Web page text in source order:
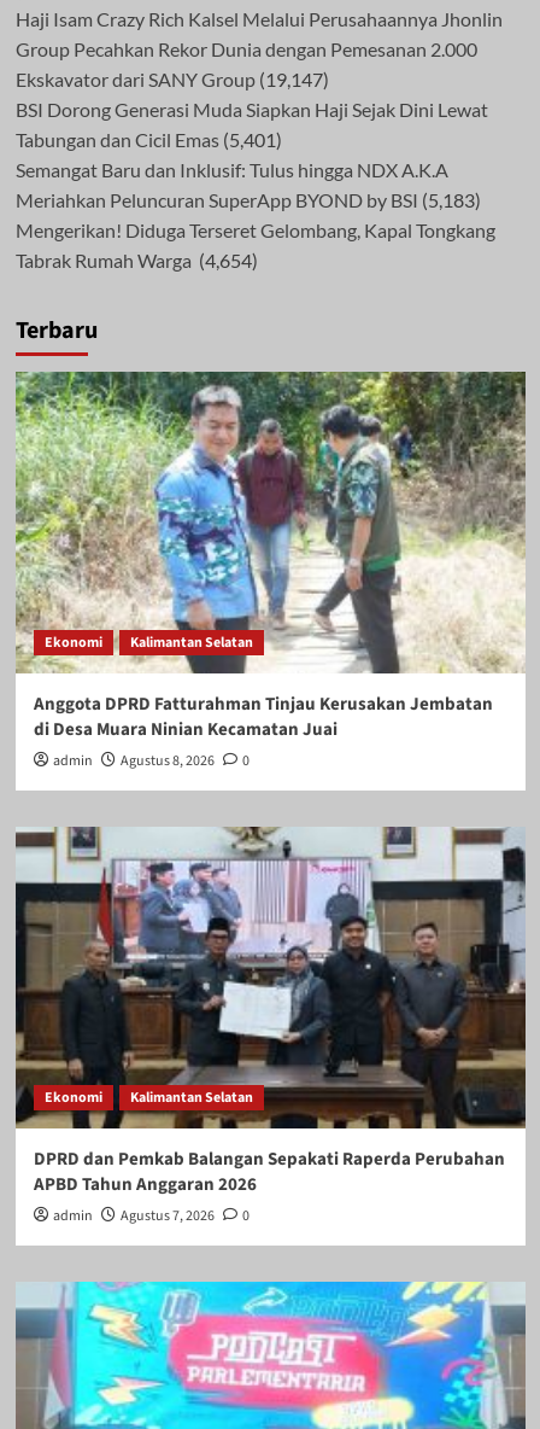
Haji Isam Crazy Rich Kalsel Melalui Perusahaannya Jhonlin
Group Pecahkan Rekor Dunia dengan Pemesanan 2.000
Ekskavator dari SANY Group (19,147)
BSI Dorong Generasi Muda Siapkan Haji Sejak Dini Lewat
Tabungan dan Cicil Emas (5,401)
Semangat Baru dan Inklusif: Tulus hingga NDX A.K.A
Meriahkan Peluncuran SuperApp BYOND by BSI (5,183)
Mengerikan! Diduga Terseret Gelombang, Kapal Tongkang
Tabrak Rumah Warga (4,654)
Terbaru
Ekonomi Kalimantan Selatan
Anggota DPRD Fatturahman Tinjau Kerusakan Jembatan
di Desa Muara Ninian Kecamatan Juai
admin Agustus 8, 2026 0
Ekonomi Kalimantan Selatan
DPRD dan Pemkab Balangan Sepakati Raperda Perubahan
APBD Tahun Anggaran 2026
admin Agustus 7, 2026 0